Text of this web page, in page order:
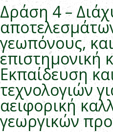
Δράση 4 –
γεωπόνους,
επιστημονική
Εκπαίδευση
τεχνολογιών
αειφορική
γεωργικών